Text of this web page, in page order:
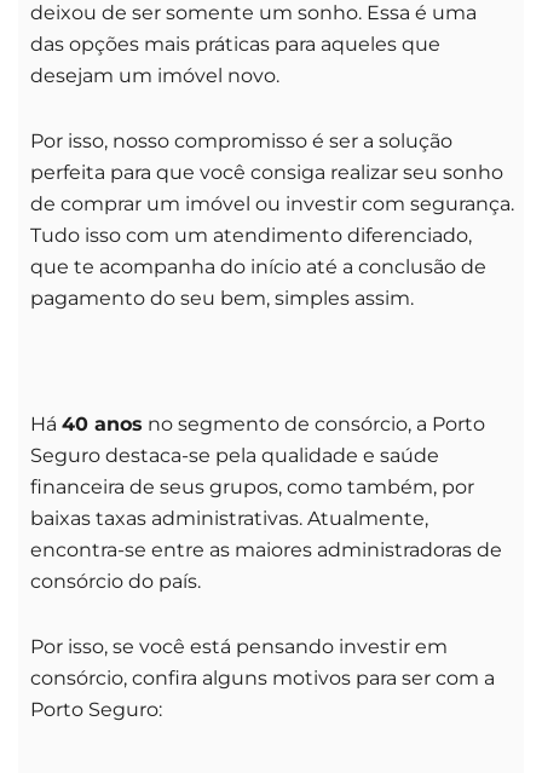
deixou de ser somente um sonho. Essa é uma
das opções mais práticas para aqueles que
desejam um imóvel novo.
Por isso, nosso compromisso é ser a solução
perfeita para que você consiga realizar seu sonho
de comprar um imóvel ou investir com segurança.
Tudo isso com um atendimento diferenciado,
que te acompanha do início até a conclusão de
pagamento do seu bem, simples assim.
Há 40 anos no segmento de consórcio, a Porto
Seguro destaca-se pela qualidade e saúde
financeira de seus grupos, como também, por
baixas taxas administrativas. Atualmente,
encontra-se entre as maiores administradoras de
consórcio do país.
Por isso, se você está pensando investir em
consórcio, confira alguns motivos para ser com a
Porto Seguro: